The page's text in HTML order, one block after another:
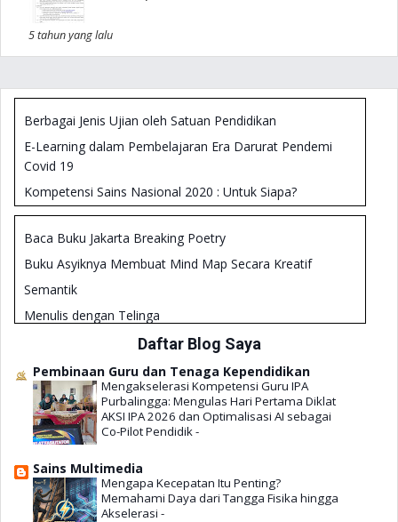
5 tahun yang lalu
Berbagai Jenis Ujian oleh Satuan Pendidikan
E-Learning dalam Pembelajaran Era Darurat Pendemi
Covid 19
Kompetensi Sains Nasional 2020 : Untuk Siapa?
Membangun Literasi Sains
Teknis Analisis Manajemen Kepala Sekolah - Analisis
SWOT
Formulir Penilaian Kinerja Kepala SMP 2018
Panduan Literasi Digital Untuk Kepala Sekolah
Pengembangan Rencana Kerja Sekolah (RKS)
Diklat Penguatan Kepala Sekolah 2019
Baca Buku Jakarta Breaking Poetry
Buku Asyiknya Membuat Mind Map Secara Kreatif
Semantik
Menulis dengan Telinga
Kiat Menulis Karya Ilmiah dalam Bahasa Inggris
Mencerna Buku Teks Bahasa Inggris Melalui Pemahaman
Gramatika
101 Penulis Kaya, Asli Indonesia
Kesalahan-kesalahan dalam Belajar Bahasa Inggris
Daftar Blog Saya
Pembinaan Guru dan Tenaga Kependidikan
Mengakselerasi Kompetensi Guru IPA
Purbalingga: Mengulas Hari Pertama Diklat
AKSI IPA 2026 dan Optimalisasi AI sebagai
Co-Pilot Pendidik-
Sains Multimedia
Mengapa Kecepatan Itu Penting?
Memahami Daya dari Tangga Fisika hingga
Akselerasi -